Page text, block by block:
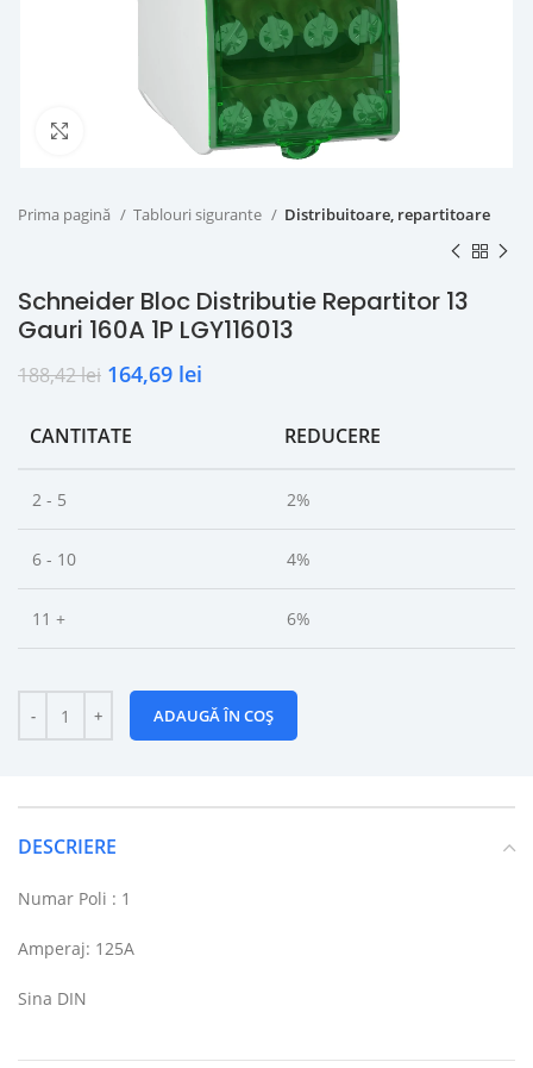
Click to enlarge
Prima pagină Tablouri sigurante Distribuitoare, repartitoare
Schneider Bloc Distributie Repartitor 13
Gauri 160A 1P LGY116013
188,42lei 164,69 lei
CANTITATE REDUCERE
2 - 5 2%
6 - 10 4%
11 + 6%
ADAUGĂ ÎN COȘ
DESCRIERE
Numar Poli : 1
Amperaj: 125A
Sina DIN